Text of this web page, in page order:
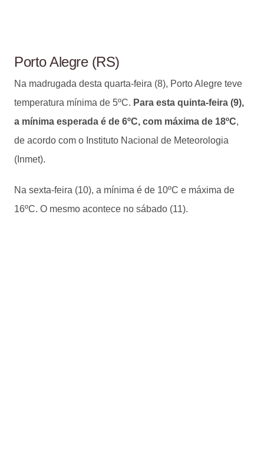
Porto Alegre (RS)
Na madrugada desta quarta-feira (8), Porto Alegre teve
temperatura mínima de 5ºC. Para esta quinta-feira (9),
a mínima esperada é de 6ºC, com máxima de 18ºC,
de acordo com o Instituto Nacional de Meteorologia
(Inmet).
Na sexta-feira (10), a mínima é de 10ºC e máxima de
16ºC. O mesmo acontece no sábado (11).